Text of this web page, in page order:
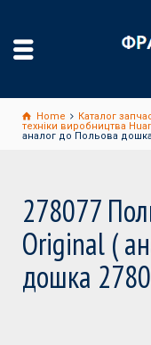
Home Каталог
техніки виробництва
аналог до Польова
278077
Original (
дошка